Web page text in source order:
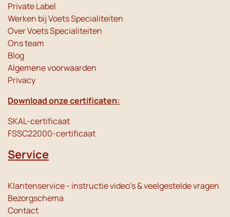
Private Label
Werken bij Voets Specialiteiten
Over Voets Specialiteiten
Ons team
Blog
Algemene voorwaarden
Privacy
Download onze certificaten:
SKAL-certificaat
FSSC22000-certificaat
Service
Klantenservice - instructie video's & veelgestelde vragen
Bezorgschema
Contact